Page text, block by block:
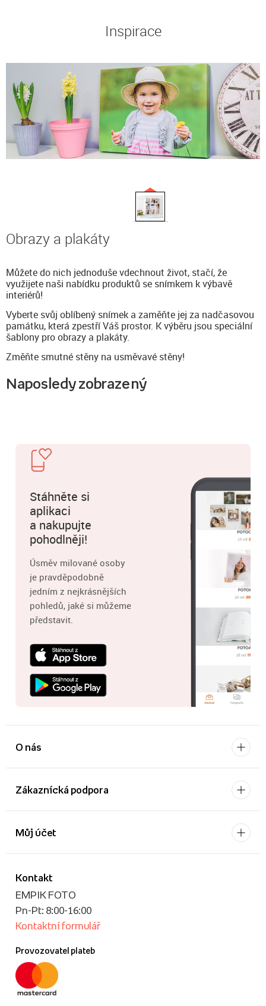
Inspirace
Obrazy a plakáty
Můžete do nich jednoduše vdechnout život, stačí, že
využijete naši nabídku produktů se snímkem k výbavě
interiérů!
Vyberte svůj oblíbený snímek a zaměňte jej za nadčasovou
památku, která zpestří Váš prostor. K výběru jsou speciální
šablony pro obrazy a plakáty.
Změňte smutné stěny na usměvavé stěny!
Naposledy zobrazený
Stáhněte si
aplikaci
a nakupujte
pohodlněji!
Úsměv milované osoby
je pravděpodobně
jedním z nejkrásnějších
pohledů, jaké si můžeme
představit.
O nás
Zákaznícká podpora
Kontakt
EMPIK FOTO
Pn-Pt: 8:00-16:00
Kontaktní formulář
Provozovatel plateb
Můj účet